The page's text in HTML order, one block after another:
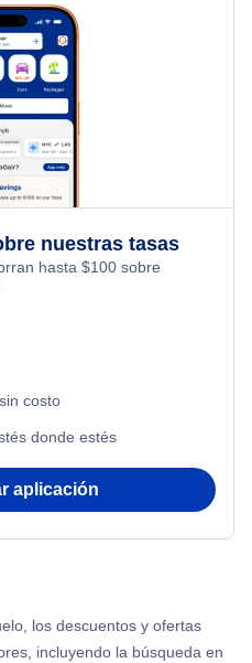
nuestras tasas
hasta $100 sobre
costo
donde estés
aplicación
los descuentos y ofertas
incluyendo la búsqueda en